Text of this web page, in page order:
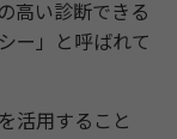
高い診断できる
ー」と呼ばれて
活⽤すること